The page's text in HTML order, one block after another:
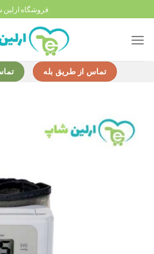
to
content
فروشگاه
تماس از طریق بله